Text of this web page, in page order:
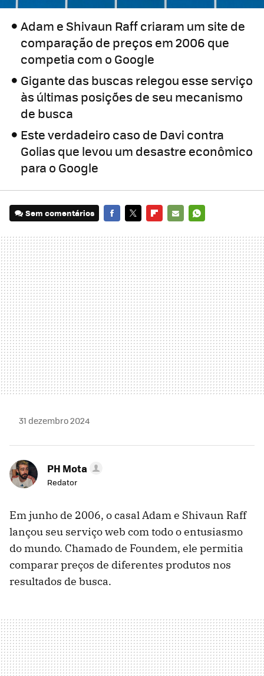
Adam e Shivaun Raff criaram um site de
comparação de preços em 2006 que
competia com o Google
Gigante das buscas relegou esse serviço
às últimas posições de seu mecanismo
de busca
Este verdadeiro caso de Davi contra
Golias que levou um desastre econômico
para o Google
Sem comentários
MAIL
31 dezembro 2024
PH Mota
Redator
Em junho de 2006, o casal Adam e Shivaun Raff
lançou seu serviço web com todo o entusiasmo
do mundo. Chamado de Foundem, ele permitia
comparar preços de diferentes produtos nos
resultados de busca.